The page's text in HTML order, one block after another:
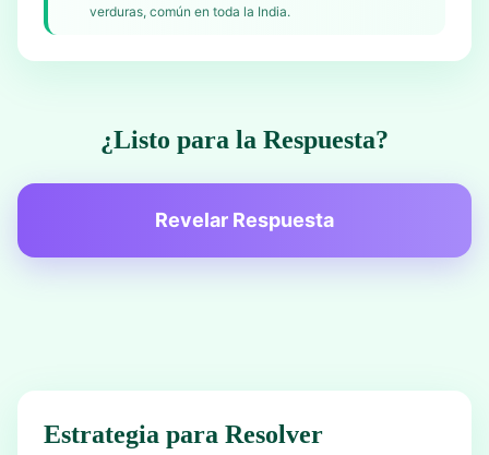
verduras, común en toda la India.
¿Listo para la Respuesta?
Revelar Respuesta
Estrategia para Resolver